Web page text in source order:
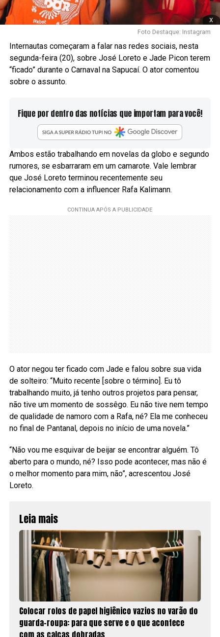
x
Foto Destaque: Instagram
Internautas começaram a falar nas redes sociais, nesta
segunda-feira (20), sobre José Loreto e Jade Picon terem
“ficado” durante o Carnaval na Sapucaí. O ator comentou
sobre o assunto.
Fique por dentro das notícias que importam para você!
Ambos estão trabalhando em novelas da globo e segundo
rumores, se esbarraram em um camarote. Vale lembrar
que José Loreto terminou recentemente seu
relacionamento com a influencer Rafa Kalimann.
O ator negou ter ficado com Jade e falou sobre sua vida
de solteiro: “Muito recente [sobre o término]. Eu tô
trabalhando muito, já tenho outros projetos para pensar,
não tive um momento de sossêgo. Eu não tive nem tempo
de qualidade de namoro com a Rafa, né? Ela me conheceu
no final de Pantanal, depois no início de uma novela.”
“Não vou me esquivar de beijar se encontrar alguém. Tô
aberto para o mundo, né? Isso pode acontecer, mas não é
o melhor momento para mim, não”, acrescentou José
Loreto.
Leia mais
Colocar rolos de papel higiênico vazios no varão do
guarda-roupa: para que serve e o que acontece
com as calças dobradas